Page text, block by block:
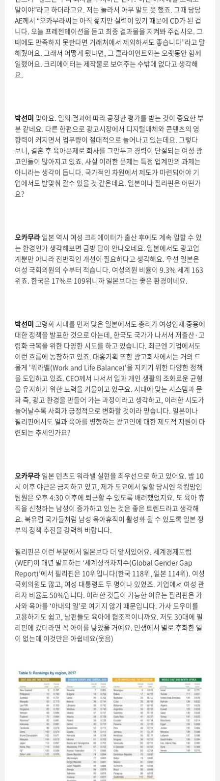
말이야”라고 하더라고요. 저는 놀라서 아무 말도 못 했죠. 그때 담당
AE께서 “오카무라씨는 아직 젊지만 실력이 있기 때문에 CD가 된 겁
니다. 오늘 프레젠테이션을 듣고 최종 결과물을 지켜봐 주십시오. 그
때에도 만족하지 못한다면 거래처에서 제외하셔도 좋습니다”라고 말
해줬어요. 그래서 어떻게 됐냐면, 그 클라이언트와는 오랫동안 함께
일했어요. 크리에이터는 제작물로 보여주는 수밖에 없다고 생각해
요.
박선미 맞아요. 일의 결과에 따라 공정한 평가를 받는 것이 중요한 부
분 같네요. 다른 한편으로 광고시장에서 디지털매체와 콘텐츠의 영
향력이 커지면서 업무량이 절대적으로 늘어나고 있는데요. 그렇다
보니, 결혼 후 육아문제로 회사를 그만두고 경력이 단절되는 여성 광
고인들이 많아지고 있죠. 사실 이러한 문제는 특정 업계만의 과제는
아니라는 생각이 듭니다. 국가적인 차원에서 제도가 마련되어야 기
업에서도 발맞춰 갈수 있을 것 같은데요. 일본이나 필리핀은 어떤가
요?
오카무라 일본 역시 여성 크리에이터가 출산 후에도 계속 일할 수 있
는 환경인가 생각해보면 금방 답이 안나오네요. 일본에서도 광고업
계뿐만 아니라 전반적인 개선이 필요하다고 생각해요. 우선 일본은
여성 국회의원의 수부터 적습니다. 여성의원 비율이 9.3% 세계 163
위죠. 한국은 17%로 109위니까 일본보다는 좋은 환경이네요.
박선미 고령화 시대를 먼저 맞은 일본에서도 총리가 여성인재 중용에
대한 정책을 발표한 것으로 아는데, 한국도 국가가 나서서 저출산·고
령화 극복을 위한 다양한 시도를 하고 있습니다. 최근엔 기업에서도
이런 흐름에 동참하고 있죠. 대홍기획 또한 광고회사에서는 거의 드
물게 '워라밸(Work and Life Balance)'을 지키기 위한 다양한 정책
을 도입하고 있죠. CEO께서 나서서 일과 개인 생활의 조화로운 균형
을 유지하기 위한 노력을 기울이고 있구요. 시대에 맞는 시스템과 문
화 즉, 광고 환경을 만들어 가는 과정이라고 생각하고, 이러한 시도가
늘어날수록 사회가 긍정적으로 변화할 것이라 믿습니다. 일본이나
필리핀에서도 일과 육아를 병행하는 광고인에 대한 제도적 지원이 마
련되는 추세인가요?
오카무라 일본 덴츠도 워라밸 실현을 최우선으로 하고 있어요. 밤 10
시 이후 야근은 금지하고 있고, 제가 도쿄에서 일할 당시엔 워킹맘인
팀원은 오후 4:30 이후에 퇴근할 수 있도록 배려했었지요. 또 육아 휴
직을 신청하는 남성이 증가하고 있는 것은 좋은 트렌드라고 생각해
요. 북유럽 국가들처럼 남성 육아휴직이 활성화 될 수 있도록 일본 정
부의 정책 추진을 강력히 바랍니다.
필리핀은 이런 부분에서 일본보다 더 앞서있어요. 세계경제포럼
(WEF)이 매년 발표하는 ‘세계성격차지수(Global Gender Gap
Report)’에서 필리핀은 10위입니다(한국 118위, 일본 114위). 여성
국회의원도 많고, 여성 대통령도 두 명이나 있었죠. 기업에서 여성 관
리자 비율도 50%입니다. 이러한 것들이 가능한 이유는 필리핀은 가
사와 육아를 ‘아내의 일’로 여기지 않기 때문입니다. 가사 도우미를
고용하기도 쉽고, 남편들도 육아에 협조적이니까요. 저도 30대에 필
리핀에 갔더라면 꼭 아이를 낳았을 거예요. 인생에서 별로 후회한 일
이 없는데 이것만은 아쉽네요(웃음)